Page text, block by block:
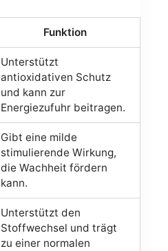
Funktion
Unterstützt
antioxidativen Schutz
und kann zur
Energiezufuhr beitragen.
Gibt eine milde
stimulierende Wirkung,
die Wachheit fördern
kann.
Unterstützt den
Stoffwechsel und trägt
zu einer normalen